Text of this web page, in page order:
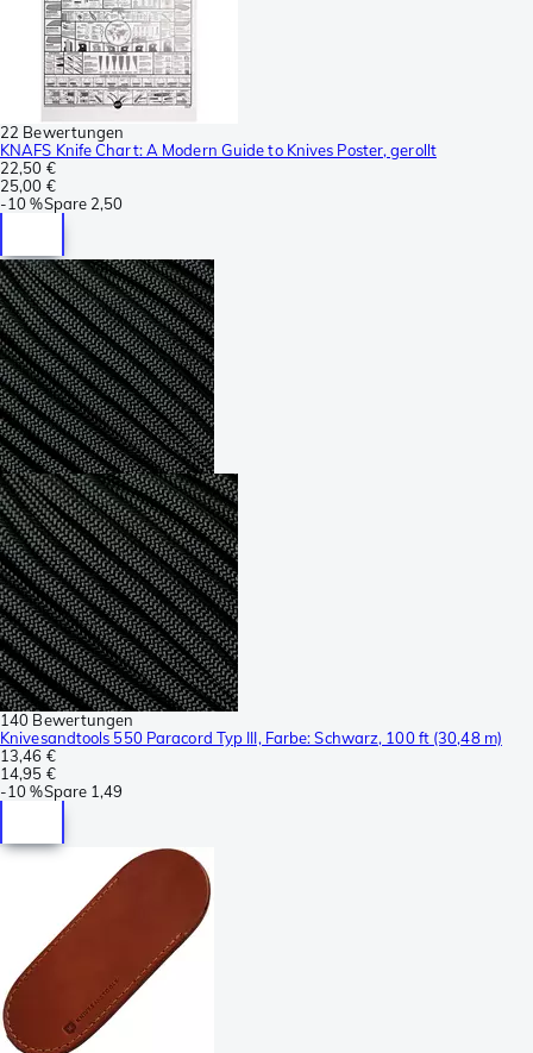
22 Bewertungen
KNAFS Knife Chart: A Modern Guide to Knives Poster, gerollt
22,50 €
25,00 €
-10 %Spare 2,50
140 Bewertungen
Knivesandtools 550 Paracord Typ III, Farbe: Schwarz, 100 ft (30,48 m)
13,46 €
14,95 €
-10 %Spare 1,49